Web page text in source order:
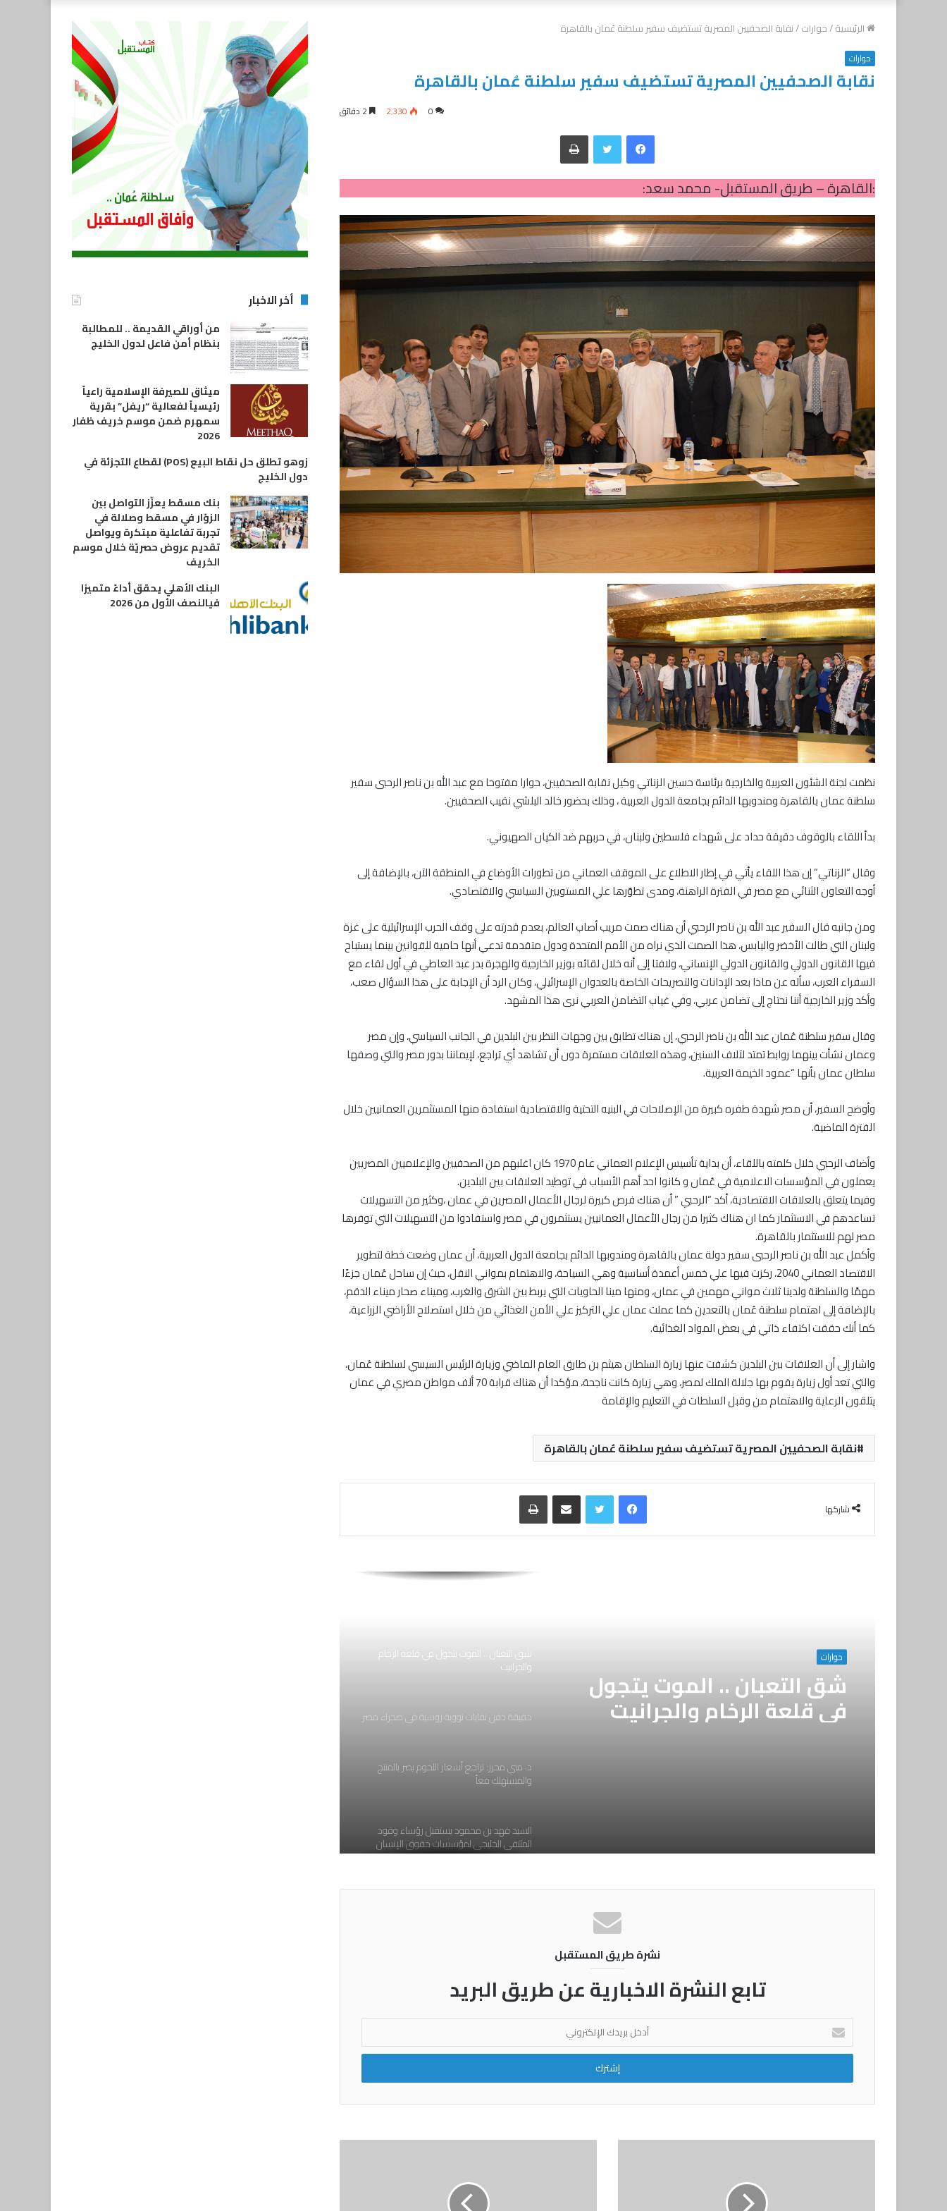
الرئيسية/حوارات/نقابة الصحفيين المصرية تستضيف سفير سلطنة عُمان بالقاهرة
حوارات
نقابة الصحفيين المصرية تستضيف سفير سلطنة عُمان بالقاهرة
0 2٬330
فيسبوكتويتر طباعة
:القاهرة – طريق المستقبل- محمد سعد:
نظمت لجنة الشئون العربية والخارجية برئاسة حسين الزناتي وكيل نقابة الصحفيين، حوارا مفتوحا مع عبد الله بن ناصر الرحبى سفير
سلطنة عمان بالقاهرة ومندوبها الدائم بجامعة الدول العربية ، وذلك بحضور خالد البلشي نقيب الصحفيين.
بدأ اللقاء بالوقوف دقيقة حداد على شهداء فلسطين ولبنان، في حربهم ضد الكيان الصهيوني.
وقال “الزناتي” إن هذا اللقاء يأتي في إطار الاطلاع على الموقف العماني من تطورات الأوضاع في المنطقة الآن، بالإضافة إلى
أوجه التعاون الثنائي مع مصر في الفترة الراهنة، ومدى تطوّرها علي المستويين السياسي والاقتصادي.
ومن جانبه قال السفير عبد الله بن ناصر الرحبي أن هناك صمت مريب أصاب العالم، بعدم قدرته على وقف الحرب الإسرائيلية على غزة
ولبنان التي طالت الأخضر واليابس، هذا الصمت الذي نراه من الأمم المتحدة ودول متقدمة تدعي أنها حامية للقوانين بينما يستباح
فيها القانون الدولي والقانون الدولي الإنساني، ولافتا إلى أنه خلال لقائه بوزير الخارجية والهجرة بدر عبد العاطي في أول لقاء مع
السفراء العرب، سأله عن ماذا بعد الإدانات والتصريحات الخاصة بالعدوان الإسرائيلي، وكان الرد أن الإجابة على هذا السؤال صعب،
وأكد وزير الخارجية أننا نحتاج إلى تضامن عربي، وفي غياب التضامن العربي نرى هذا المشهد.
وقال سفير سلطنة عُمان عبد الله بن ناصر الرحبي، إن هناك تطابق بين وجهات النظر بين البلدين في الجانب السياسي، وإن مصر
وعمان نشأت بينهما روابط تمتد لآلاف السنين، وهذه العلاقات مستمرة دون أن تشاهد أي تراجع، لإيماننا بدور مصر والتي وصفها
سلطان عمان بأنها “عمود الخيمة العربية.
وأوضح السفير، أن مصر شهدة طفره كبيرة من الإصلاحات في البنيه التحتية والاقتصادية استفادة منها المستثمرين العمانيين خلال
الفترة الماضية.
وأضاف الرحبي خلال كلمته باللقاء، أن بداية تأسيس الإعلام العماني عام 1970 كان اغلبهم من الصحفيين والإعلاميين المصريين
يعملون في المؤسسات الاعلامية في عُمان و كانوا احد أهم الأسباب في توطيد العلاقات بين البلدين.
وفيما يتعلق بالعلاقات الاقتصادية، أكد “الرحبي ” أن هناك فرص كبيرة لرجال الأعمال المصرين في عمان ،وكثير من التسهيلات
تساعدهم في الاستثمار كما ان هناك كثيرا من رجال الأعمال العمانيين يستثمرون في مصر واستفادوا من التسهيلات التي توفرها
مصر لهم للاستثمار بالقاهرة.
وأكمل عبد الله بن ناصر الرحبى سفير دولة عمان بالقاهرة ومندوبها الدائم بجامعة الدول العربية، أن عمان وضعت خطة لتطوير
الاقتصاد العماني 2040، ركزت فيها علي خمس أعمدة أساسية وهي السياحة، والاهتمام بمواني النقل، حيث إن ساحل عُمان جزءًا
مهمًا والسلطنة ولدينا ثلاث مواني مهمين في عمان، ومنها مينا الحاويات التي يربط بين الشرق والغرب، وميناء صحار ميناء الدقم،
بالإضافة إلى اهتمام سلطنة عُمان بالتعدين كما عملت عمان علي التركيز علي الأمن الغذائي من خلال استصلاح الأراضي الزراعية،
كما أنك حققت اكتفاء ذاتي في بعض المواد الغذائية.
واشار إلى أن العلاقات بين البلدين كشفت عنها زيارة السلطان هيثم بن طارق العام الماضي وزيارة الرئيس السيسي لسلطنة عُمان،
والتي تعد أول زيارة يقوم بها جلالة الملك لمصر، وهي زيارة كانت ناجحة، مؤكدا أن هناك قرابة 70 ألف مواطن مصري في عمان
يتلقون الرعاية والاهتمام من وقبل السلطات في التعليم والإقامة
نقابة الصحفيين المصرية تستضيف سفير سلطنة عُمان بالقاهرة
شاركها
فيسبوكتويتر مشاركة عبر البريد طباعة
حوارات
شق التعبان .. الموت يتجول
في قلعة الرخام والجرانيت
هويدي في النادي الثقافي العماني
مليون ونصف مواطن مصرى يتخلصون من
كابوس فيروس سي
شق التعبان .. الموت يتجول في قلعة الرخام
حقيقة دفن نفايات نووية روسية في صحراء مصر
أزمة الوعى العربى .. والمفكرالمصري فهمي
هويدي في النادي الثقافي العماني
شق التعبان .. الموت يتجول في قلعة الرخام
والجرانيت
حقيقة دفن نفايات نووية روسية في صحراء مصر
د. مني محرز: تراجع أسعار اللحوم يضر بالمنتج
والمستهلك معاً
السيد فهد بن محمود يستقبل رؤساء وفود
الملتقى الخليجي لمؤسسات حقوق الإنسان
جمعيةالصحفيين العمانية تنظم الندوةالحوارية
مليون ونصف مواطن مصرى يتخلصون من
شق التعبان .. الموت يتجول في قلعة الرخام
نشرة طريق المستقبل
تابع النشرة الاخبارية عن طريق البريد
أدخل
بريدك
الإلكتروني
أخر الاخبار
من أوراقي القديمة .. للمطالبة
بنظام أمن فاعل لدول الخليج
ميثاق للصيرفة الإسلامية راعياً
رئيسياً لفعالية “ريفل” بقرية
سمهرم ضمن موسم خريف ظفار
2026
زوهو تطلق حل نقاط البيع (POS) لقطاع التجزئة في
دول الخليج
بنك مسقط يعزّز التواصل بين
الزوّار في مسقط وصلالة في
تجربة تفاعلية مبتكرة ويواصل
تقديم عروض حصريّة خلال موسم
الخريف
البنك الأهلي يحقق أداءً متميزا
فيالنصف الأول من 2026